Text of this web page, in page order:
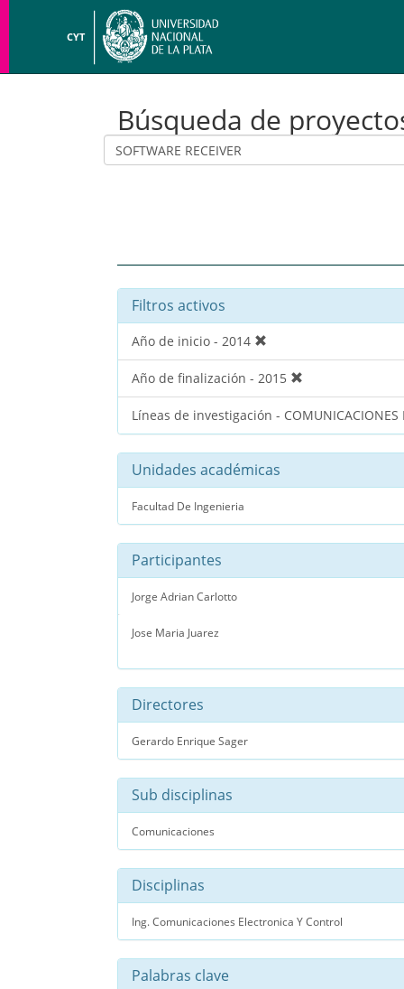
CYT
Búsqueda de
Filtros activos
Año de inicio - 2014
Año de finalización - 2015
Líneas de investigación - COMUNICACIONES
Unidades académicas
Facultad De Ingenieria
Participantes
Jorge Adrian Carlotto
Jose Maria Juarez
Directores
Gerardo Enrique Sager
Sub disciplinas
Comunicaciones
Disciplinas
Ing. Comunicaciones Electronica Y Control
Palabras clave